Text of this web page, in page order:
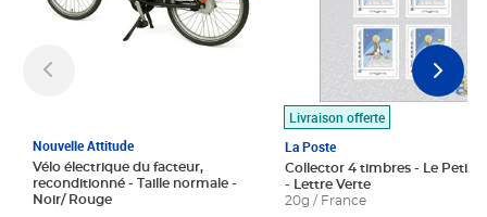
Nouvelle Attitude
Vélo électrique du facteur,
reconditionné - Taille normale -
Noir/ Rouge
Livraison offerte
La Poste
Collector 4 timbres - Le Petit
- Lettre Verte
20g / France